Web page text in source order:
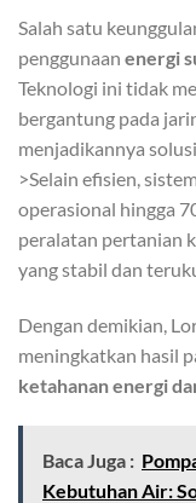
Salah satu
penggunaan energi
Teknologi ini tidak
bergantung pada
menjadikannya
>Selain efisien,
operasional hingga
peralatan pertanian
yang stabil dan
Dengan demikian,
meningkatkan hasil
ketahanan energi
Baca Juga :
Kebutuhan Air: